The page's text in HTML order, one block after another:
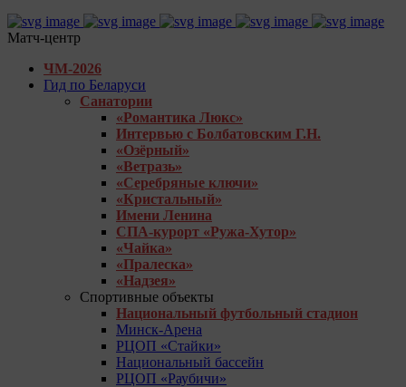
Матч-центр
ЧМ-2026
Гид по Беларуси
Санатории
«Романтика Люкс»
Интервью с Болбатовским Г.Н.
«Озёрный»
«Ветразь»
«Серебряные ключи»
«Кристальный»
Имени Ленина
СПА-курорт «Ружа-Хутор»
«Чайка»
«Пралеска»
«Надзея»
Спортивные объекты
Национальный футбольный стадион
Минск-Арена
РЦОП «Стайки»
Национальный бассейн
РЦОП «Раубичи»